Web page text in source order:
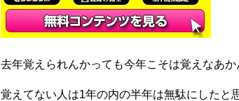
去年覚えられんかっても今年こそは覚えなあか
覚えてない人は1年の内の半年は無駄にしたと